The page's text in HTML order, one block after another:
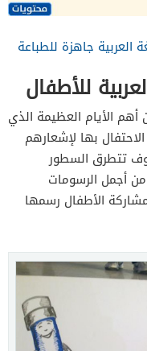
العربية جاهزة للطباعة
للأطفال
الأيام العظيمة الذي
بها لإشعارهم
تتطرق السطور
أجمل الرسومات
الأطفال رسمها